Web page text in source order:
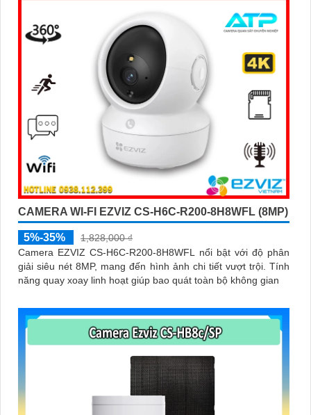
CAMERA WI-FI EZVIZ CS-H6C-R200-8H8WFL (8MP)
5%-35%
1,828,000 ₫
Camera EZVIZ CS-H6C-R200-8H8WFL nổi bật với độ phân
giải siêu nét 8MP, mang đến hình ảnh chi tiết vượt trội. Tính
năng quay xoay linh hoạt giúp bao quát toàn bộ không gian